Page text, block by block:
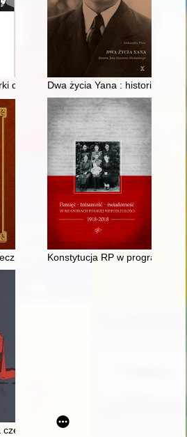
do Piaśnicy : pomniki zbrodni
Dwa życia Yana : historia Jana
kobiet w XVII wieku w świetle
Konstytucja RP w programach
: wybór pism